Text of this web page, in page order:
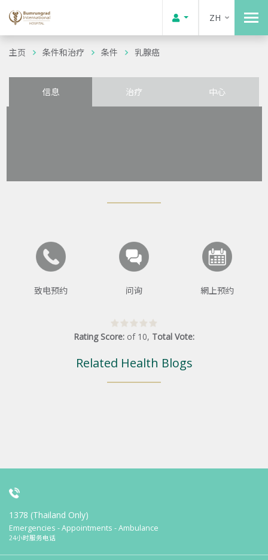
ZH
主页 条件和治疗 条件 乳腺癌
信息 治疗 中心
致电预约 问询 網上预约
Rating Score: of 10, Total Vote:
Related Health Blogs
1378 (Thailand Only)
Emergencies - Appointments - Ambulance
24小时服务电话